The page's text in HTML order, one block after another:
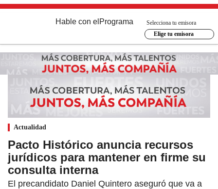
Hable con el Programa
Selecciona tu emisora
Elige tu emisora
Actualidad
Pacto Histórico anuncia recursos
jurídicos para mantener en firme su
consulta interna
El precandidato Daniel Quintero aseguró que va a